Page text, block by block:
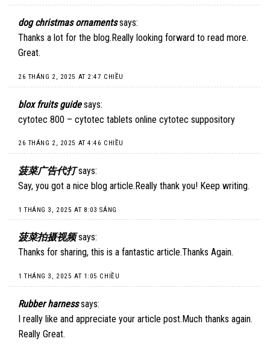
dog christmas ornaments says:
Thanks a lot for the blog.Really looking forward to read more.
Great.
26 THÁNG 2, 2025 AT 2:47 CHIỀU
blox fruits guide says:
cytotec 800 – cytotec tablets online cytotec suppository
26 THÁNG 2, 2025 AT 4:46 CHIỀU
菠菜广告代打 says:
Say, you got a nice blog article.Really thank you! Keep writing.
1 THÁNG 3, 2025 AT 8:03 SÁNG
菠菜拍摄视频 says:
Thanks for sharing, this is a fantastic article.Thanks Again.
1 THÁNG 3, 2025 AT 1:05 CHIỀU
Rubber harness says:
I really like and appreciate your article post.Much thanks again.
Really Great.